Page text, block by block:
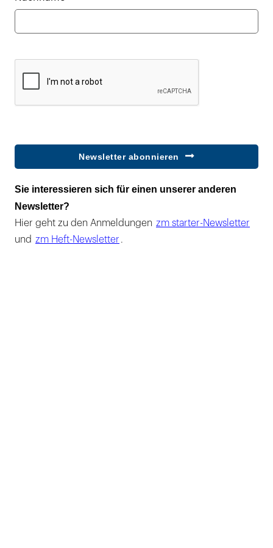
Newsletter abonnieren
Sie interessieren sich für einen unserer anderen
Newsletter?
Hier geht zu den Anmeldungen zm starter-Newsletter
und zm Heft-Newsletter .